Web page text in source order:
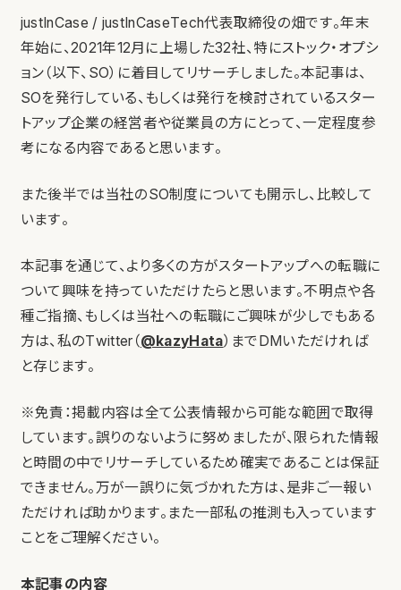
justInCase / justInCaseTech代表取締役の畑です。年末
年始に、2021年12月に上場した32社、特にストック・オプシ
ョン（以下、SO）に着目してリサーチしました。本記事は、
SOを発行している、もしくは発行を検討されているスター
トアップ企業の経営者や従業員の方にとって、一定程度参
考になる内容であると思います。
また後半では当社のSO制度についても開示し、比較して
います。
本記事を通じて、より多くの方がスタートアップへの転職に
ついて興味を持っていただけたらと思います。不明点や各
種ご指摘、もしくは当社への転職にご興味が少しでもある
方は、私のTwitter（@kazyHata）までDMいただければ
と存じます。
※免責：掲載内容は全て公表情報から可能な範囲で取得
しています。誤りのないように努めましたが、限られた情報
と時間の中でリサーチしているため確実であることは保証
できません。万が一誤りに気づかれた方は、是非ご一報い
ただければ助かります。また一部私の推測も入っています
ことをご理解ください。
本記事の内容